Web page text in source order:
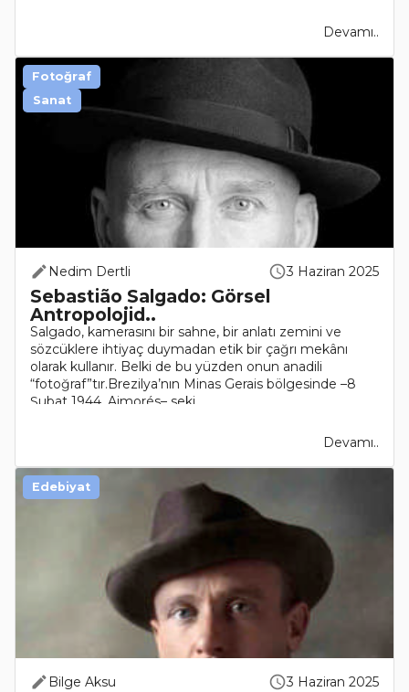
Devamı..
Nedim Dertli 3 Haziran 2025
Sebastião Salgado: Görsel
Antropolojid..
Salgado, kamerasını bir sahne, bir anlatı zemini ve
sözcüklere ihtiyaç duymadan etik bir çağrı mekânı
olarak kullanır. Belki de bu yüzden onun anadili
“fotoğraf”tır.Brezilya’nın Minas Gerais bölgesinde –8
Şubat 1944, Aimorés– seki..
Devamı..
Fotoğraf
Sanat
Bilge Aksu 3 Haziran 2025
Edebiyat